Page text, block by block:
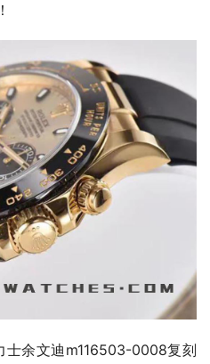
士余文迪m116503-0008复刻